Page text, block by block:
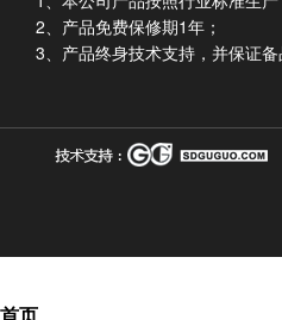
2、产品免费保修期1年；
3、产品终身技术支持，并保证备
首页